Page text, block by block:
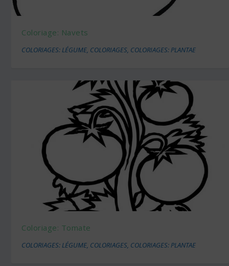
Coloriage: Navets
COLORIAGES: LÉGUME, COLORIAGES, COLORIAGES: PLANTAE
Coloriage: Tomate
COLORIAGES: LÉGUME, COLORIAGES, COLORIAGES: PLANTAE